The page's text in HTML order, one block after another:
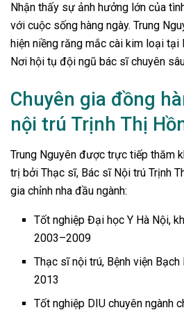
Nhận thấy sự ảnh hưởng lớn của
với cuộc sống hàng ngày. Trung
hiện niềng răng mắc cài kim loại tại
Nơi hội tụ đội ngũ bác sĩ chuyên
Chuyên gia đồng
nội trú Trịnh Thị
Trung Nguyên được trực tiếp thăm
trị bởi Thạc sĩ, Bác sĩ Nội trú Trịnh
gia chỉnh nha đầu ngành:
Tốt nghiệp Đại học Y Hà Nội,
2003–2009
Thạc sĩ nội trú, Bệnh viện
2013
Tốt nghiệp DIU chuyên ngành